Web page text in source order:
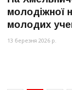
молодіжної
молодих
13 березня 2026 р.